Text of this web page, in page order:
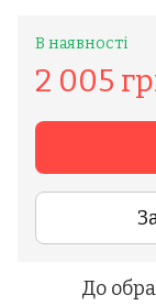
В наявності
2 005
До